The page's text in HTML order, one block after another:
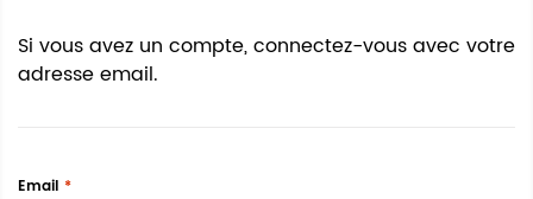
Si vous avez un compte, connectez-vous avec votre
adresse email.
Email